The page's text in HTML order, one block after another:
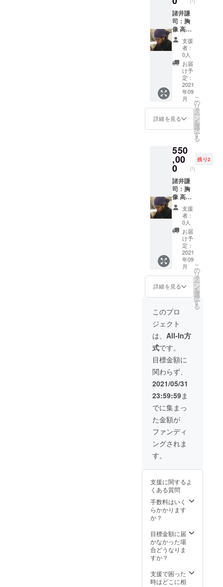
マに、
見た瞬
間に幸
せにな
れる作
品制作
をして
いる。
現在世
界中で
壁画を
残す活
動「
the Wall
」を主
ケニア
のスラ
ム街、
2016年
東ティ
モール
の国立
病院、
2017年
ウクラ
イナで
UNHCR
との共
同制
作、
エクア
ドルの
務所、
2019年
ハイチ
での国
医師団
との共
同制作
など、
現地の
人々と
一緒に
壁画を
残す活
動をし
てい
る。
い作品
がたく
さん生
まれま
すよう
に！ プ
フィー
ル：
1978年
佐賀市
生ま
れ。筑
波大学
修士課
後、ロ
ンドン
へ渡り
アート
制作を
開始。
Super
Happy
をテー
マに、
見た瞬
間に幸
せにな
れる作
品制作
をして
いる。
現在世
残す活
Over
the Wall
」を主
催し、
2015年
ケニア
のスラ
ム街、
東ティ
モール
の国立
病院、
2017年
ウクラ
イナで
との共
同制
作、
2018年
エクア
ドルの
2019年
ハイチ
での国
との共
同制作
題。私
たちが
未来に
残すべ
きもの
は、真
新しく
創られ
るもの
や、感
動的な
作品ば
かりで
はな
い。守
て創っ
て行か
なくて
はなら
ないは
ずだ。
アート
は心を
豊かに
耕すだ
けでな
く、時
に、命
を宿す
ことも
可能に
するの
かと、
の自由
度の高
さに感
銘を受
けま
す。保
全と開
発をつ
なぐ、
当該プ
ロジェ
クトを
私は心
から応
援して
いま
す。 ト
ミナガ
フィー
ル： 世
界で唯
一、木
工用ボ
ンドを
家。現
代アー
ティス
廊所
属。福
を結ぶ
という
難しい
テーマ
を形に
しよう
とされ
てい
る。
アー
ティス
トやそ
うでな
い方に
も興味
をもっ
ていた
て、み
んなで
エコと
は何か
を考え
るきっ
かけに
なるよ
うなコ
ンテス
トに
なって
もらえ
ること
を願い
ます。
頑張っ
てくだ
さい。
プロ
フィー
ル 大串
亮平
1976
年 京
都生ま
れ 1992
年 佐
賀県立
佐賀北
高等学
校入学
1995
年 京
都精華
大学日
本画専
攻入学
都の旅
「吉
水」で
グルー
プ展
（京
2002
年 京
都ホテ
ルオー
て
ファッ
(写真は
イメー
ジで
す：額
装して
いるも
のがあ
りませ
んでし
た)どの
ような
作品が
届く
か？楽
しみに
お待ち
くださ
串亮平
さんか
らの応
援メッ
セー
ジ：エ
コと
アート
を結ぶ
という
難しい
テーマ
を形に
しよう
とされ
てい
る。
アー
ティス
トやそ
うでな
い方に
も興味
をもっ
ていた
だい
て、み
んなで
エコと
は何か
を考え
るきっ
かけに
なるよ
うなコ
ンテス
トに
なって
を願い
頑張っ
てくだ
さい。
プロ
フィー
亮平
1976
年 京
都生ま
年 佐
賀県立
諸井謙
司：胸
像 高さ
約20㎝
✕ 巾約
20㎝ ✕
奥行約
10㎝(金
額は消
費税・
送料込
みです)
オリジ
ナル
で、胸
像を作
す。 ※
顔の
写った
胸より
上の写
真を、
正面、
右横、
左横、
後ろの
最低4方
位（出
来れ
ば、12
方位）
の写真
を送っ
て頂き
写真を
もとに
作成し
ます。
伺う事
が可能
な場合
は、
伺って
の作成
になり
ます。
諸井謙
司さん
からの
応援
メッ
セージ
ecoと
art、こ
マを１
とめて
形にす
ること
はとて
も大変
いま
す。し
かし、
皆さん
品がeco
につい
支援
者：
0人
お届
け予
定：
2021
年09
月
詳細を見る
こ
の
リ
タ
ー
ン
を
選
択
す
る
550
,00
0 円
残り2
諸井謙
司：胸
像 高さ
約35㎝
✕ 巾約
35㎝ ✕
奥行約
23㎝(金
額は消
費税・
送料込
みです)
オリジ
ナル
で、胸
像を作
成しま
す。 ※
顔の
写った
胸より
上の写
真を、
正面、
右横、
左横、
後ろの
最低4方
位（出
来れ
ば、12
方位）
の写真
を送っ
もとに
ます。
伺う事
が可能
な場合
は、
の作成
になり
ます。
諸井謙
からの
応援
支援
者：
0人
お届
け予
定：
2021
年09
月
詳細を見る
こ
の
リ
タ
ー
ン
を
選
択
す
る
このプロ
ジェクト
は、 All-In方
式です。
目標金額に
関わらず、
2021/05/31
23:59:59ま
でに集まっ
た金額が
ファンディ
ングされま
す。
支援に関するよ
くある質問
手数料はいく
らかかります
か？
目標金額に届
かなかった場
合どうなりま
すか？
支援で困った
時はどこに相